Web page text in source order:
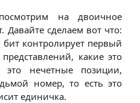
на двоичное
Давайте сделаем вот что:
контролирует первый
какие это
это нечетные позиции,
номер, то есть это
единичка.